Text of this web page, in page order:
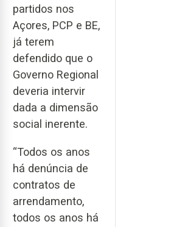
partidos nos
Açores, PCP e BE,
já terem
defendido que o
Governo Regional
deveria intervir
dada a dimensão
social inerente.
“Todos os anos
há denúncia de
contratos de
arrendamento,
todos os anos há